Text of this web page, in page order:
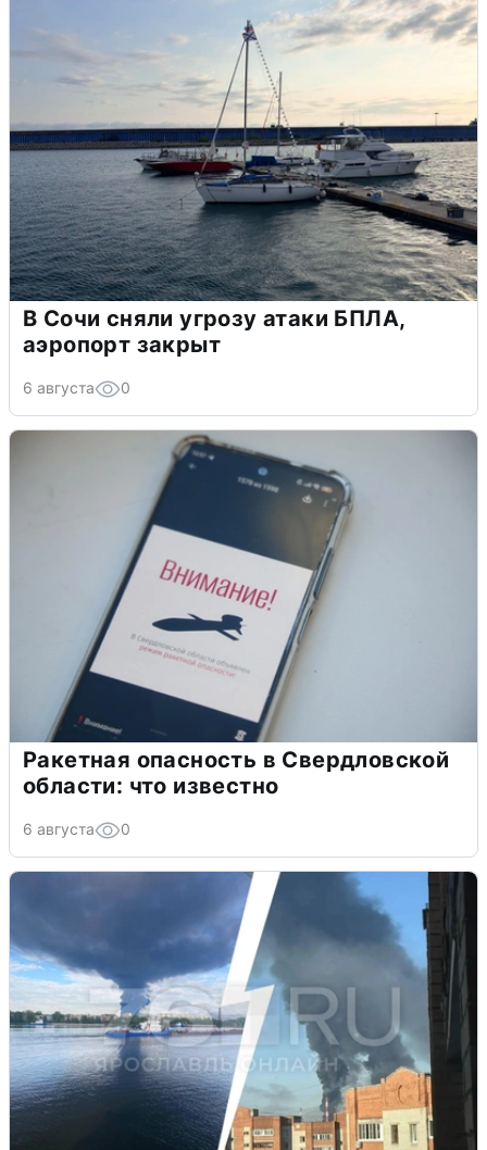
В Сочи сняли угрозу атаки БПЛА,
аэропорт закрыт
6 августа 0
Ракетная опасность в Свердловской
области: что известно
6 августа 0